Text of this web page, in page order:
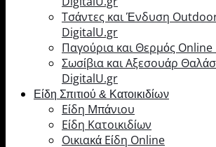
Τσάντες και Ένδυση
DigitalU.gr
Παγούρια και Θερμός
Σωσίβια και Αξεσουάρ
DigitalU.gr
Είδη Σπιτιού & Κατοικιδίων
Είδη Μπάνιου
Είδη Κατοικιδίων
Οικιακά Είδη Online